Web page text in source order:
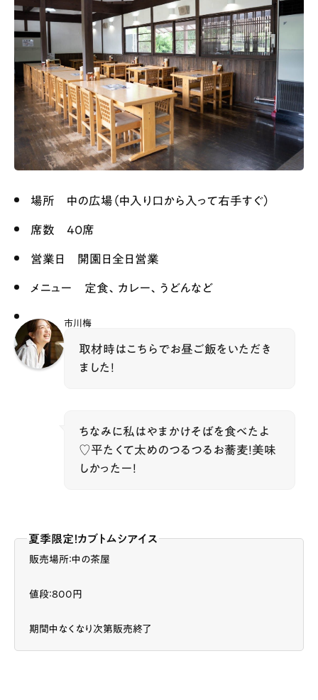
場所 中の広場（中入り口から入って右手すぐ）
席数 40席
営業日 開園日全日営業
メニュー 定食、カレー、うどんなど
市川梅
取材時はこちらでお昼ご飯をいただき
ました！
ちなみに私はやまかけそばを食べたよ
♡平たくて太めのつるつるお蕎麦！美味
しかったー！
夏季限定！カブトムシアイス
販売場所：中の茶屋
値段：800円
期間中なくなり次第販売終了